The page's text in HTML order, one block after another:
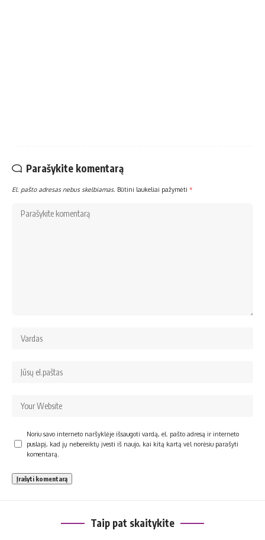
Parašykite komentarą
El. pašto adresas nebus skelbiamas. Būtini laukeliai pažymėti *
Noriu savo interneto naršyklėje išsaugoti vardą, el. pašto adresą ir interneto
puslapį, kad jų nebereiktų įvesti iš naujo, kai kitą kartą vėl norėsiu parašyti
komentarą.
Taip pat skaitykite